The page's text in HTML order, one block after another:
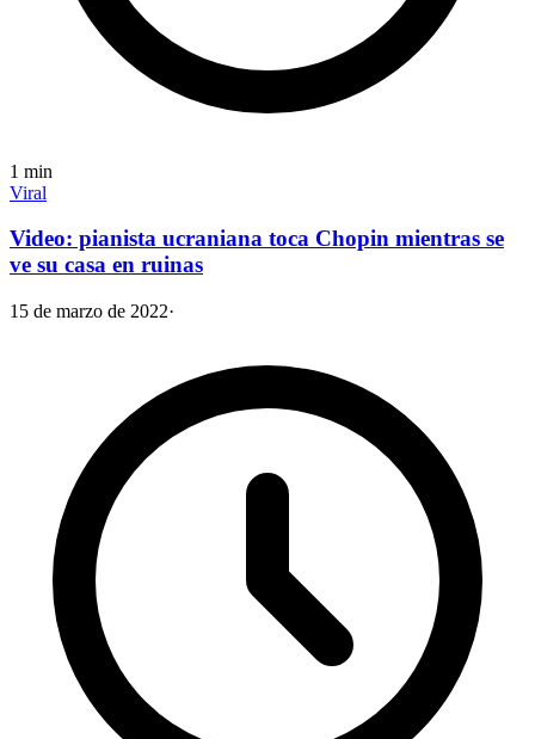
1 min
Viral
Video: pianista ucraniana toca Chopin mientras se
ve su casa en ruinas
15 de marzo de 2022·